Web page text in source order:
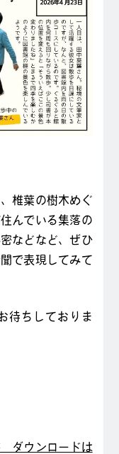
椎葉の樹木めぐ
んでいる集落の
などなど、ぜひ
で表現してみて
待ちしておりま
ダウンロードは